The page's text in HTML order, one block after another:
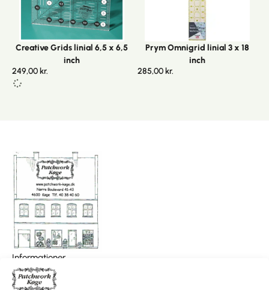
I
alt
0,00kr.
Køb for
1.000,00kr.
Creative Grids linial 6,5 x 6,5
inch
249,00 kr.
Prym Omnigrid linial 3 x 18
inch
285,00 kr.
Informationer
Patchwork Køge/ Patchwork Butikken
+45 40 38 40 60